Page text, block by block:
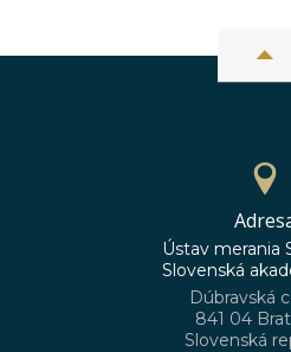
Ústav merania
Slovenská
Dúbravská
841 04
Slovenská